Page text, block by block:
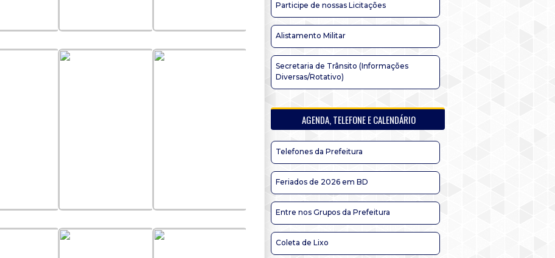
Participe de nossas Licitações
Alistamento Militar
Secretaria de Trânsito (Informações
Diversas/Rotativo)
AGENDA, TELEFONE E CALENDÁRIO
Telefones da Prefeitura
Feriados de 2026 em BD
Entre nos Grupos da Prefeitura
Coleta de Lixo